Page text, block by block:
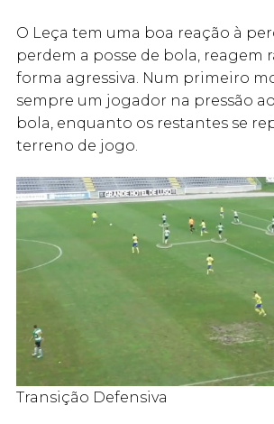
O Leça tem uma boa reação à
perdem a posse de bola, reagem
forma agressiva. Num primeiro
sempre um jogador na pressão
bola, enquanto os restantes se
terreno de jogo.
Transição Defensiva